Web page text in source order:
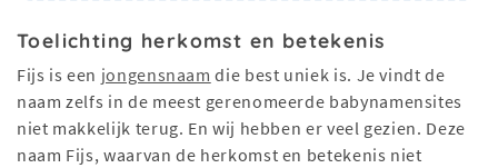
Toelichting herkomst en betekenis
Fijs is een jongensnaam die best uniek is. Je vindt de
naam zelfs in de meest gerenomeerde babynamensites
niet makkelijk terug. En wij hebben er veel gezien. Deze
naam Fijs, waarvan de herkomst en betekenis niet